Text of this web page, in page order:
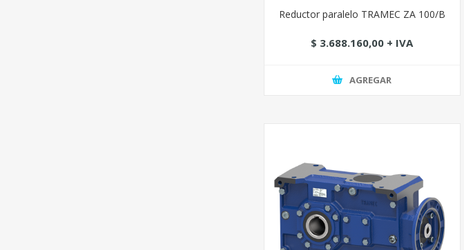
Reductor paralelo TRAMEC ZA 100/B
$ 3.688.160,00 + IVA
AGREGAR